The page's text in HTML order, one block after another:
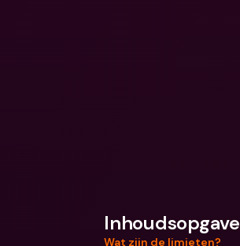
Inhoudsopgave
Wat zijn de limieten?